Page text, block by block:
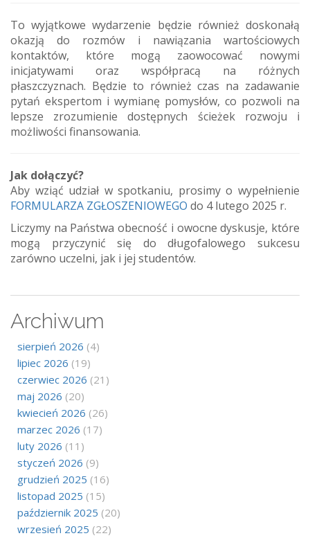
To wyjątkowe wydarzenie będzie również doskonałą
okazją do rozmów i nawiązania wartościowych
kontaktów, które mogą zaowocować nowymi
inicjatywami oraz współpracą na różnych
płaszczyznach. Będzie to również czas na zadawanie
pytań ekspertom i wymianę pomysłów, co pozwoli na
lepsze zrozumienie dostępnych ścieżek rozwoju i
możliwości finansowania.
Jak dołączyć?
Aby wziąć udział w spotkaniu, prosimy o wypełnienie
FORMULARZA ZGŁOSZENIOWEGO do 4 lutego 2025 r.
Liczymy na Państwa obecność i owocne dyskusje, które
mogą przyczynić się do długofalowego sukcesu
zarówno uczelni, jak i jej studentów.
Archiwum
sierpień 2026 (4)
lipiec 2026 (19)
czerwiec 2026 (21)
maj 2026 (20)
kwiecień 2026 (26)
marzec 2026 (17)
luty 2026 (11)
styczeń 2026 (9)
grudzień 2025 (16)
listopad 2025 (15)
październik 2025 (20)
wrzesień 2025 (22)